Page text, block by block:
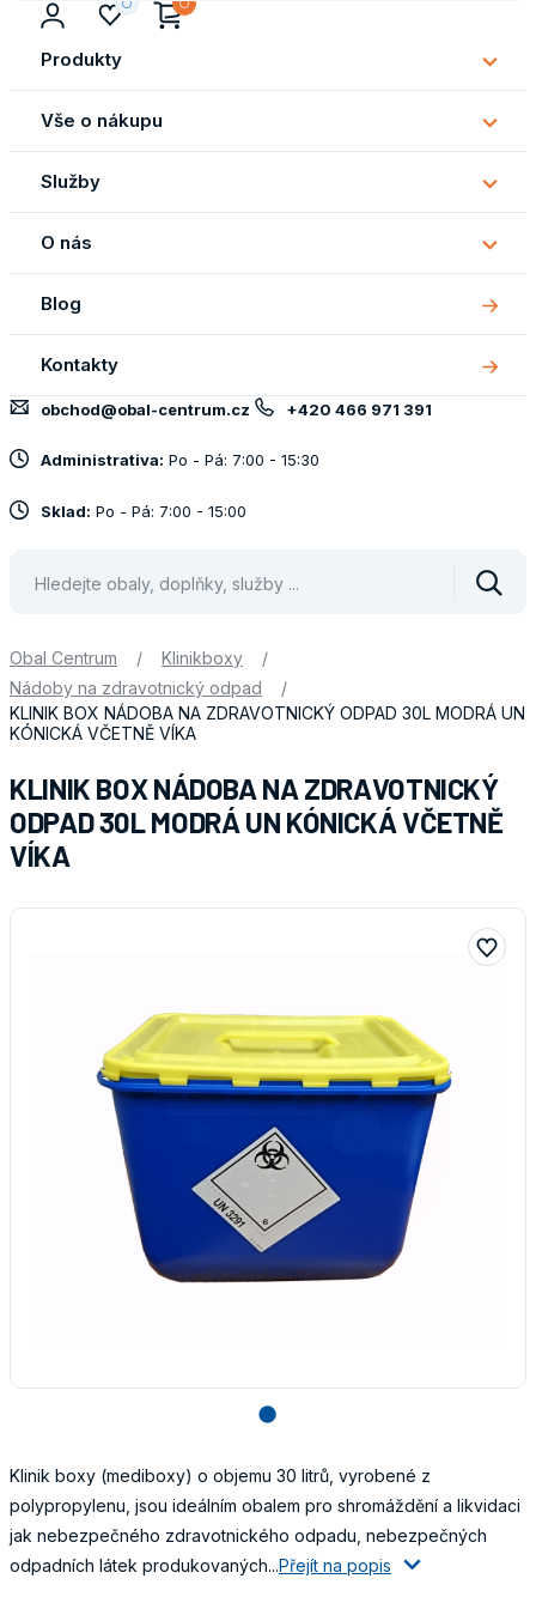
Produkty
Vše o nákupu
Vše
o
Služby
O nás
O
nás
Blog
Kontakty
obchod@obal-centrum.cz +420 466 971 391
Administrativa: Po - Pá: 7:00 - 15:30
Sklad: Po - Pá: 7:00 - 15:00
Obal Centrum / Klinikboxy
/
Nádoby na zdravotnický odpad
/
KLINIK BOX NÁDOBA NA ZDRAVOTNICKÝ ODPAD 30L MODRÁ UN
KÓNICKÁ VČETNĚ VÍKA
KLINIK BOX NÁDOBA NA ZDRAVOTNICKÝ
ODPAD 30L MODRÁ UN KÓNICKÁ VČETNĚ
VÍKA
lens
Klinik boxy (mediboxy) o objemu 30 litrů, vyrobené z
polypropylenu, jsou ideálním obalem pro shromáždění a likvidaci
jak nebezpečného zdravotnického odpadu, nebezpečných
odpadních látek produkovaných...Přejít na popis